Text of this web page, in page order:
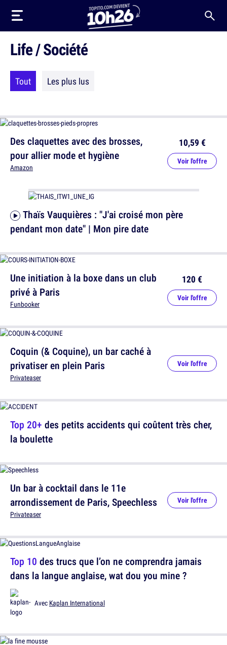
Life / Société
Tout Les plus lus
Des claquettes avec des brosses,
pour allier mode et hygiène
Amazon
10,59 €
Voir l'offre
Une initiation à la boxe dans un club
privé à Paris
Funbooker
120 €
Voir l'offre
Coquin (& Coquine), un bar caché à
privatiser en plein Paris
Privateaser
Voir l'offre
Un bar à cocktail dans le 11e
arrondissement de Paris, Speechless
Privateaser
Voir l'offre
pendant mon date" | Mon pire date
Top 20+ des petits accidents qui coûtent très cher,
la boulette
Top 10 des trucs que l’on ne comprendra jamais
dans la langue anglaise, wat dou you mine ?
Avec Kaplan International